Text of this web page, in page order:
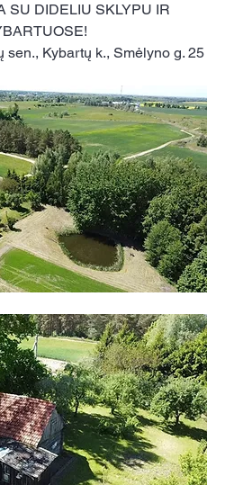
SU DIDELIU SKLYPU IR
sen., Kybartų k., Smėlyno g. 25